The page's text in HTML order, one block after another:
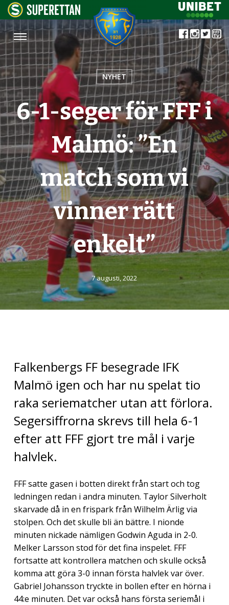
NYHET
6-1-seger för FFF i
Malmö: ”En
match som vi
vinner rätt
enkelt”
7 augusti, 2022
Falkenbergs FF besegrade IFK
Malmö igen och har nu spelat tio
raka seriematcher utan att förlora.
Segersiffrorna skrevs till hela 6-1
efter att FFF gjort tre mål i varje
halvlek.
FFF satte gasen i botten direkt från start och tog
ledningen redan i andra minuten. Taylor Silverholt
skarvade då in en frispark från Wilhelm Ärlig via
stolpen. Och det skulle bli än bättre. I nionde
minuten nickade nämligen Godwin Aguda in 2-0.
Melker Larsson stod för det fina inspelet. FFF
fortsatte att kontrollera matchen och skulle också
komma att göra 3-0 innan första halvlek var över.
Gabriel Johansson tryckte in bollen efter en hörna i
44:e minuten. Det var också hans första seriemål i